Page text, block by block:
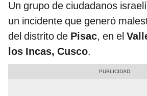
Un grupo de ciudadanos
un incidente que generó
del distrito de Pisac, en el
los Incas, Cusco.